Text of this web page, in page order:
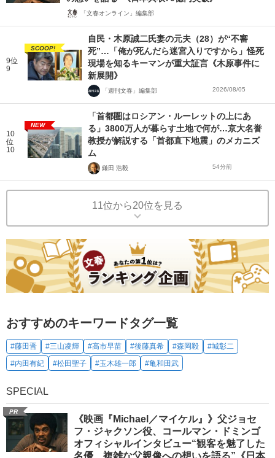
「文春オンライン」編集部
9位
9
SCOOP!
自民・木原誠二氏妻の元夫（28）が“不審
死”…「俺が死んだら迷宮入りですから」怪死
現場を知るキーマンが重大証言《木原事件に
新展開》
「週刊文春」編集部 2026/08/05
10
位
10
NEW
「首都圏はロシアン・ルーレットの上にあ
る」3800万人が暮らす土地で何が…京大名誉
教授が解説する「首都直下地震」のメカニズ
ム
鎌田 浩毅 54分前
11位から20位を見る
おすすめのキーワードタグ一覧
#藤田晋 #三山凌輝 #高市早苗 #後藤真希 #森岡毅
#城彰二
#内田有紀
#松田聖子 #玉木雄一郎 #亀和田武
SPECIAL
PR
《映画『Michael／マイケル』》父ジョセ
フ・ジャクソン役、コールマン・ドミンゴ
オフィシャルインタビュー“観客を魅了した